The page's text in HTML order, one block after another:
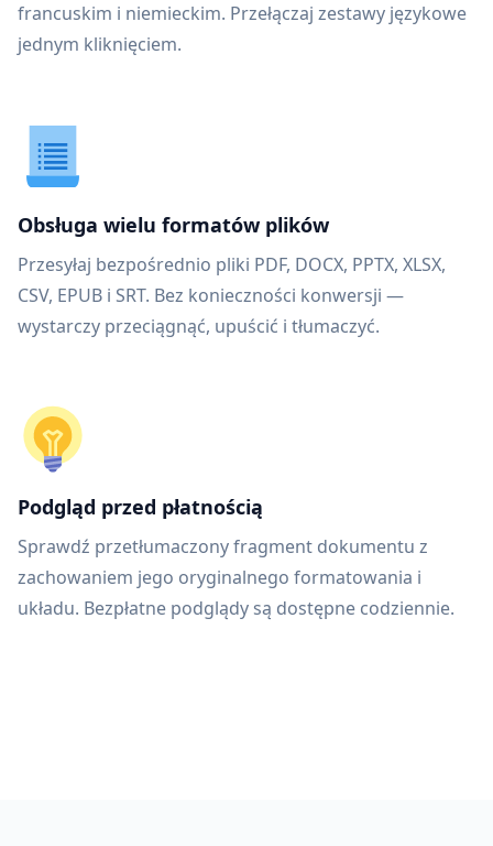
francuskim i niemieckim. Przełączaj zestawy językowe
jednym kliknięciem.
Obsługa wielu formatów plików
Przesyłaj bezpośrednio pliki PDF, DOCX, PPTX, XLSX,
CSV, EPUB i SRT. Bez konieczności konwersji —
wystarczy przeciągnąć, upuścić i tłumaczyć.
Podgląd przed płatnością
Sprawdź przetłumaczony fragment dokumentu z
zachowaniem jego oryginalnego formatowania i
układu. Bezpłatne podglądy są dostępne codziennie.